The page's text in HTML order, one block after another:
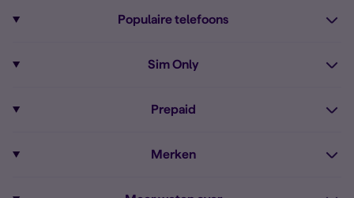
Alle telefoons
Populaire telefoons
iPhone 16
Sim Only
Onbeperkt bellen
Zakelijk Sim Only abonnement
Prepaid
Merken